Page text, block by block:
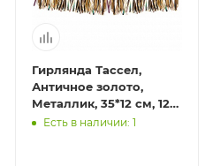
Гирлянда Тассел,
Античное золото,
Металлик, 35*12 см, 12
листов.
Есть в наличии: 1